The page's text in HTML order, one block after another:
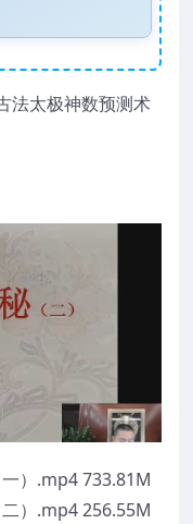
法太极神数预测术
）.mp4 733.81M
）.mp4 256.55M